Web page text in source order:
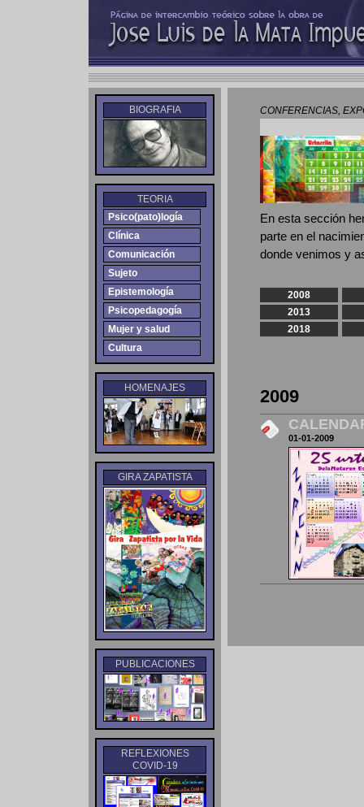
BIOGRAFIA
TEORIA
Psico(pato)logía
Clínica
Comunicación
Sujeto
Epistemología
Psicopedagogía
Mujer y salud
Cultura
HOMENAJES
GIRA ZAPATISTA
PUBLICACIONES
REFLEXIONES
COVID-19
CONFERENCIAS,
En esta sección
parte en el
donde venimos y
2008
2013
2018
2009
01-01-2009